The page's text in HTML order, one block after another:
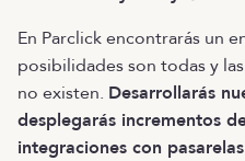
En Parclick encontrarás un
posibilidades son todas y
no existen. Desarrollarás
desplegarás incrementos
integraciones con